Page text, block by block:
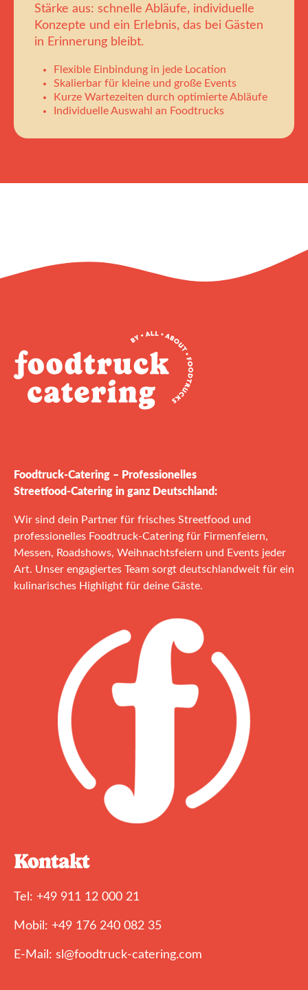
Stärke aus: schnelle Abläufe, individuelle
Konzepte und ein Erlebnis, das bei Gästen
in Erinnerung bleibt.
Flexible Einbindung in jede Location
Skalierbar für kleine und große Events
Kurze Wartezeiten durch optimierte Abläufe
Individuelle Auswahl an Foodtrucks
Foodtruck‑Catering – Professionelles
Streetfood‑Catering in ganz Deutschland:
Wir sind dein Partner für frisches Streetfood und
professionelles Foodtruck‑Catering für Firmenfeiern,
Messen, Roadshows, Weihnachtsfeiern und Events jeder
Art. Unser engagiertes Team sorgt deutschlandweit für ein
kulinarisches Highlight für deine Gäste.
Kontakt
Tel: +49 911 12 000 21
Mobil: +49 176 240 082 35
E-Mail: sl@foodtruck-catering.com